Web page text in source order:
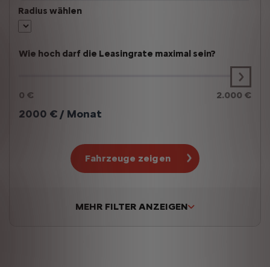
Radius wählen
Wie hoch darf die Leasingrate maximal sein?
0 € 2.000 €
2000 € / Monat
Fahrzeuge zeigen
MEHR FILTER ANZEIGEN